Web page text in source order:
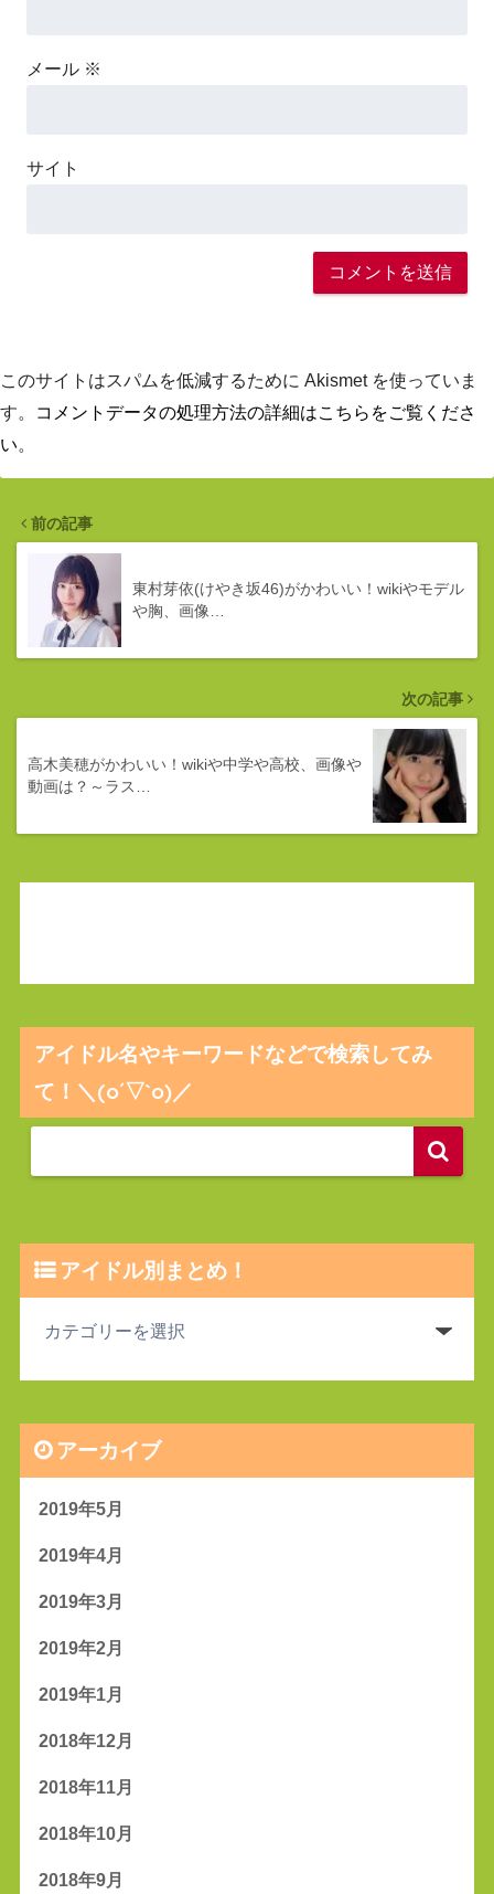
メール ※
サイト
このサイトはスパムを低減するために Akismet を使っていま
す。
コメントデータの処理方法の詳細はこちらをご覧くださ
い。
前の記事
東村芽依(けやき坂46)がかわいい！wikiやモデル
や胸、画像…
次の記事
高木美穂がかわいい！wikiや中学や高校、画像や
動画は？～ラス…
アイドル名やキーワードなどで検索してみ
て！＼(o´▽`o)／
アイドル別まとめ！
アーカイブ
2019年5月
2019年4月
2019年3月
2019年2月
2019年1月
2018年12月
2018年11月
2018年10月
2018年9月